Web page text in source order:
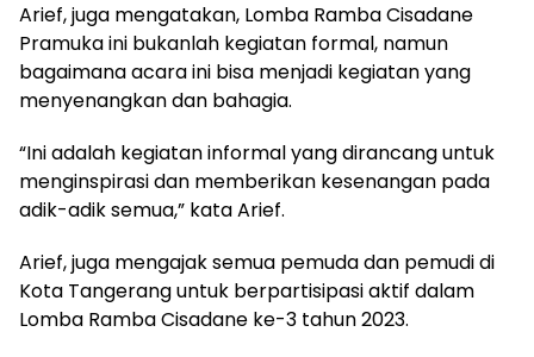
Arief, juga mengatakan, Lomba Ramba Cisadane
Pramuka ini bukanlah kegiatan formal, namun
bagaimana acara ini bisa menjadi kegiatan yang
menyenangkan dan bahagia.
“Ini adalah kegiatan informal yang dirancang untuk
menginspirasi dan memberikan kesenangan pada
adik-adik semua,” kata Arief.
Arief, juga mengajak semua pemuda dan pemudi di
Kota Tangerang untuk berpartisipasi aktif dalam
Lomba Ramba Cisadane ke-3 tahun 2023.